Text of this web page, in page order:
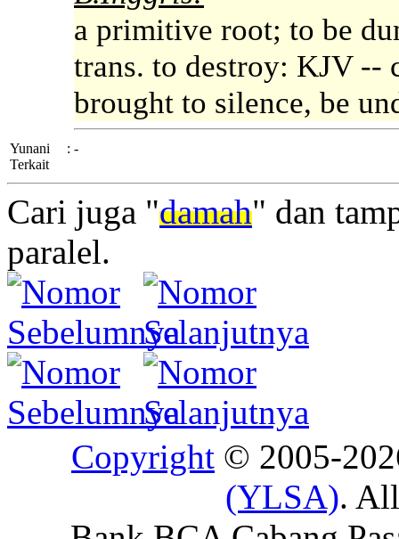
a primitive root; to be
trans. to destroy: KJV --
brought to silence, be
Yunani
Terkait
: -
Cari juga "damah" dan
paralel.
Copyright © 2005-
(YLSA).